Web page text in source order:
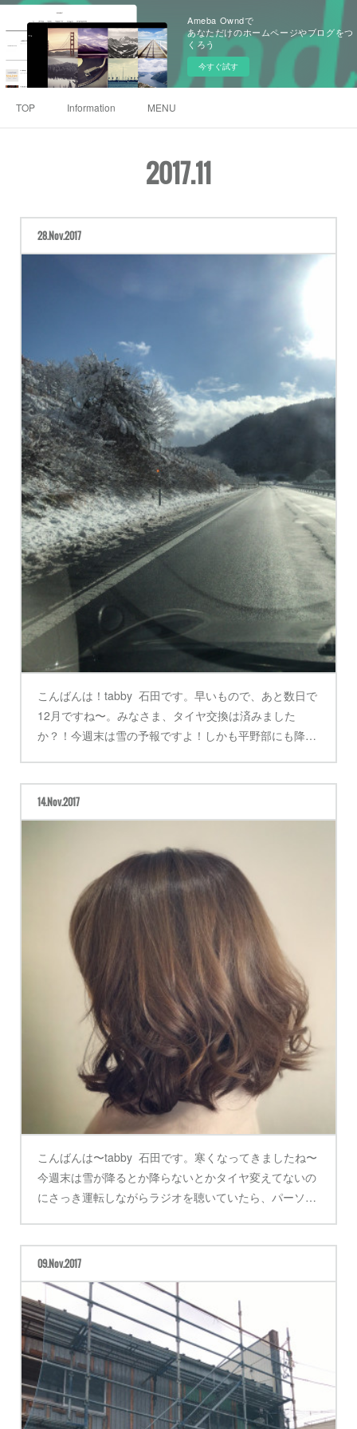
Ameba Owndで
あなただけのホームページやブログをつ
くろう
今すぐ試す
TOP Information MENU
2017.11
28Nov2017
こんばんは！tabby 石田です。早いもので、あと数日で
12月ですね〜。みなさま、タイヤ交換は済みました
か？！今週末は雪の予報ですよ！しかも平野部にも降…
14Nov2017
こんばんは〜tabby 石田です。寒くなってきましたね〜
今週末は雪が降るとか降らないとかタイヤ変えてないの
にさっき運転しながらラジオを聴いていたら、パーソ…
09Nov2017